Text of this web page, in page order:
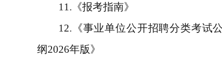
11. 《报考指南》
12. 《事业单位公开招聘分类考试
纲2026年版》